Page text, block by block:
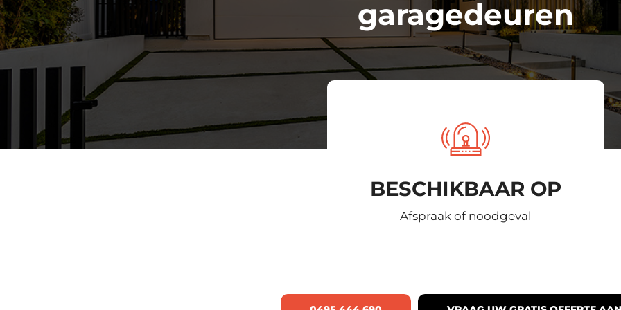
garagedeuren
BESCHIKBAAR OP
Afspraak of noodgeval